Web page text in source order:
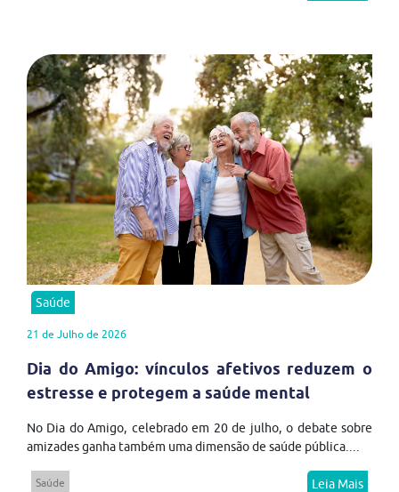
Saúde
21 de Julho de 2026
Dia do Amigo: vínculos afetivos reduzem o
estresse e protegem a saúde mental
No Dia do Amigo, celebrado em 20 de julho, o debate sobre
amizades ganha também uma dimensão de saúde pública....
Saúde Leia Mais